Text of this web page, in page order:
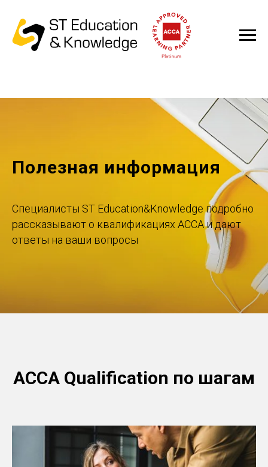
Полезная информация
Специалисты ST Education&Knowledge подробно
рассказывают о квалификациях ACCA и дают
ответы на ваши вопросы
ACCA Qualification по шагам